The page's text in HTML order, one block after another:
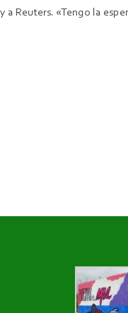
Reuters. «Tengo la